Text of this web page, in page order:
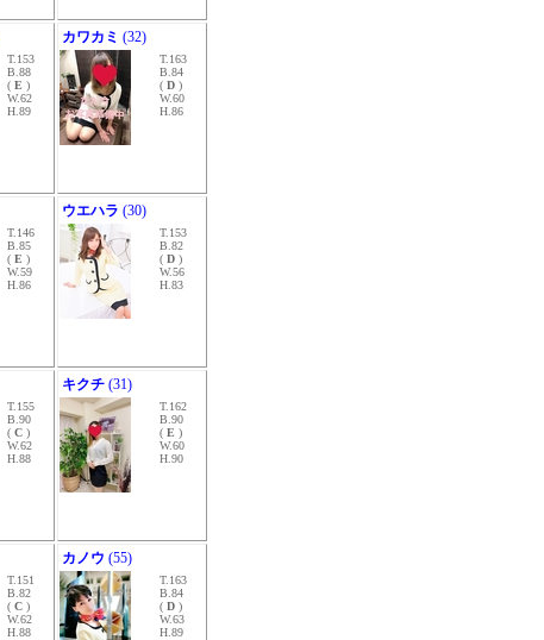
T.153
B.88
( E )
W.62
H.89
カワカミ (32)
T.163
B.84
( D )
W.60
H.86
T.146
B.85
( E )
W.59
H.86
ウエハラ (30)
T.153
B.82
( D )
W.56
H.83
T.155
B.90
( C )
W.62
H.88
キクチ (31)
T.162
B.90
( E )
W.60
H.90
T.151
B.82
( C )
W.62
H.88
カノウ (55)
T.163
B.84
( D )
W.63
H.89